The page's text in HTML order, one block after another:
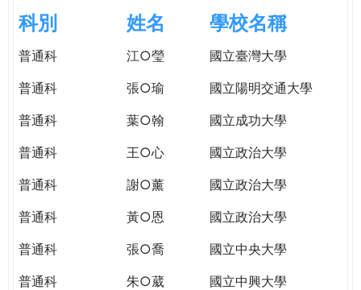
格。
e
r
e
科別 姓名 學校名稱
普通科 江○瑩
國立臺灣大學
普通科
張○瑜
國立陽明交通大學
普通科
葉○翰
國立成功大學
普通科
王○心
國立政治大學
普通科
謝○薰
國立政治大學
普通科
黃○恩
國立政治大學
普通科
張○喬
國立中央大學
普通科
朱○葳
國立中興大學